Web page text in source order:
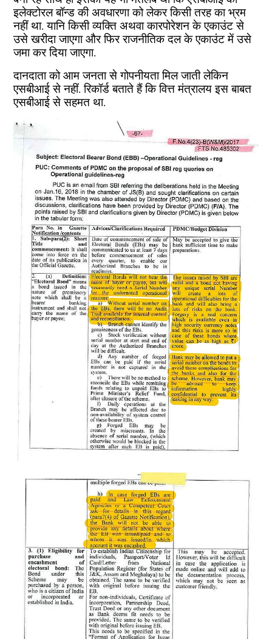
इलेक्टोरल बॉन्ड की अवधारणा को लेकर किसी तरह का भ्रम
नहीं था. यानि किसी व्यक्ति अथवा कारपोरेशन के एकाउंट से
उसे खरीदा जाएगा और फिर राजनीतिक दल के एकाउंट में उसे
जमा कर दिया जाएगा.
दानदाता को आम जनता से गोपनीयता मिल जाती लेकिन
एसबीआई से नहीं. रिकॉर्ड बताते हैं कि वित्त मंत्रालय इस बाबत
एसबीआई से सहमत था.